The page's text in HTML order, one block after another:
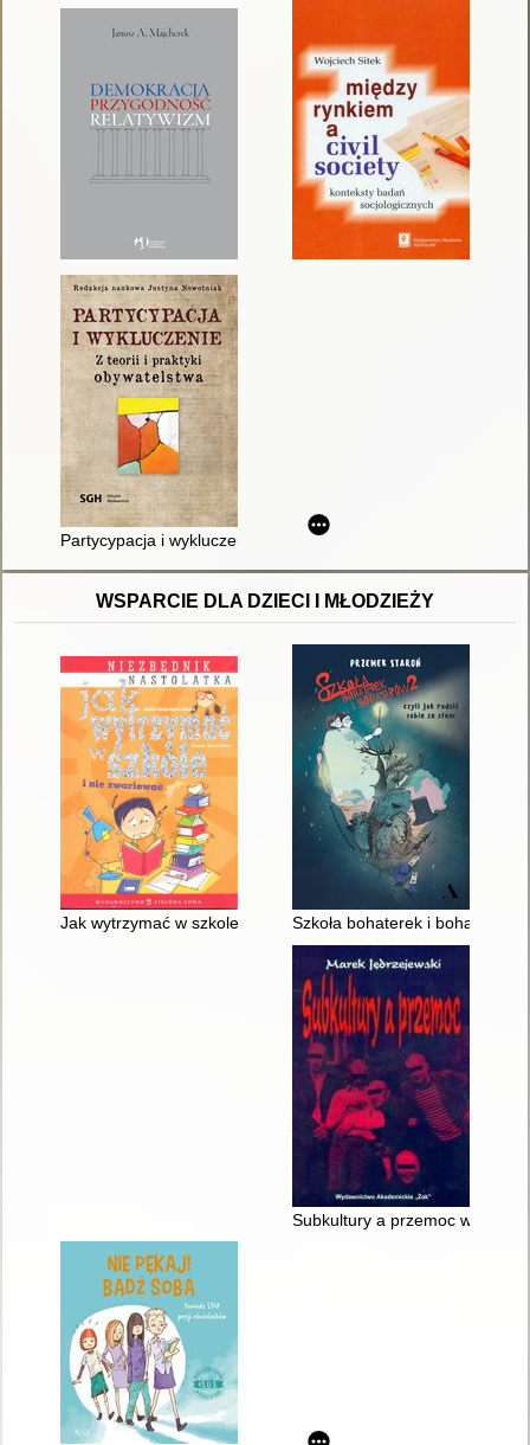
Partycypacja i wykluczenie : z teorii i praktyki obywatelstwa
WSPARCIE DLA DZIECI I MŁODZIEŻY
Jak wytrzymać w szkole i nie zwariować : niezbędnik
Szkoła bohaterek i bohaterów
Subkultury a przemoc w